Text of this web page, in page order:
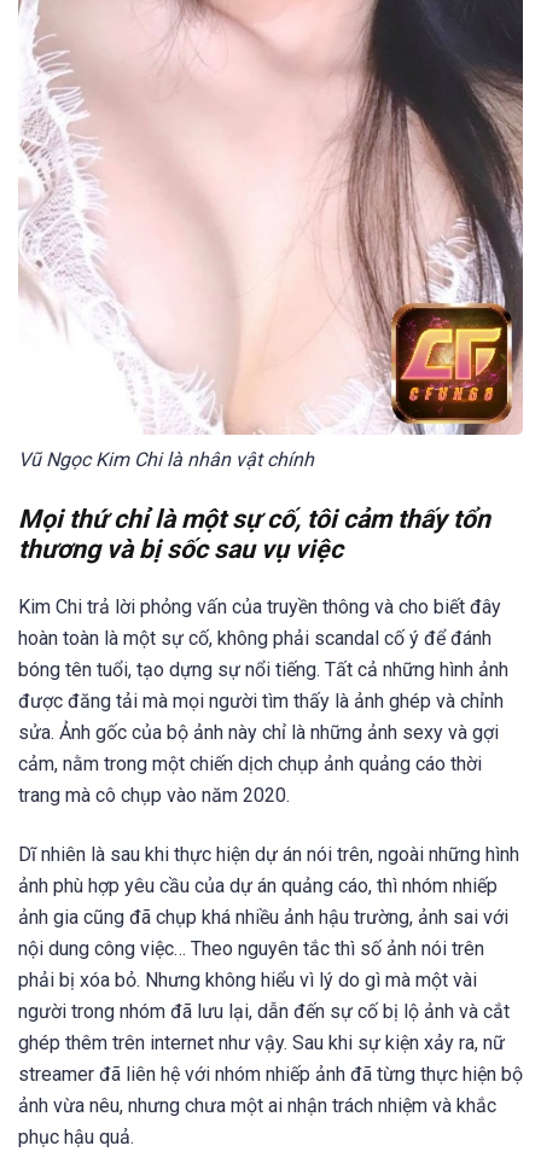
Vũ Ngọc Kim Chi là nhân vật chính
Mọi thứ chỉ là một sự cố, tôi cảm thấy tổn
thương và bị sốc sau vụ việc
Kim Chi trả lời phỏng vấn của truyền thông và cho biết đây
hoàn toàn là một sự cố, không phải scandal cố ý để đánh
bóng tên tuổi, tạo dựng sự nổi tiếng. Tất cả những hình ảnh
được đăng tải mà mọi người tìm thấy là ảnh ghép và chỉnh
sửa. Ảnh gốc của bộ ảnh này chỉ là những ảnh sexy và gợi
cảm, nằm trong một chiến dịch chụp ảnh quảng cáo thời
trang mà cô chụp vào năm 2020.
Dĩ nhiên là sau khi thực hiện dự án nói trên, ngoài những hình
ảnh phù hợp yêu cầu của dự án quảng cáo, thì nhóm nhiếp
ảnh gia cũng đã chụp khá nhiều ảnh hậu trường, ảnh sai với
nội dung công việc… Theo nguyên tắc thì số ảnh nói trên
phải bị xóa bỏ. Nhưng không hiểu vì lý do gì mà một vài
người trong nhóm đã lưu lại, dẫn đến sự cố bị lộ ảnh và cắt
ghép thêm trên internet như vậy. Sau khi sự kiện xảy ra, nữ
streamer đã liên hệ với nhóm nhiếp ảnh đã từng thực hiện bộ
ảnh vừa nêu, nhưng chưa một ai nhận trách nhiệm và khắc
phục hậu quả.